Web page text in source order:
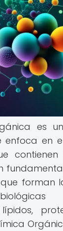
es
enfoca en
contienen
forman
lípidos,